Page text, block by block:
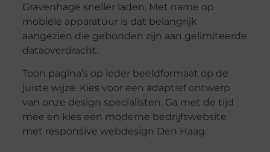
Gravenhage sneller laden. Met name op
mobiele apparatuur is dat belangrijk
aangezien die gebonden zijn aan gelimiteerde
dataoverdracht.
Toon pagina’s op ieder beeldformaat op de
juiste wijze. Kies voor een adaptief ontwerp
van onze design specialisten. Ga met de tijd
mee en kies een moderne bedrijfswebsite
met responsive webdesign Den Haag.